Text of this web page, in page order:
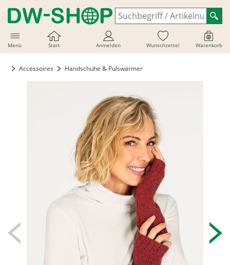
Menü Start Anmelden Wunschzettel Warenkorb
Accessoires Handschuhe & Pulswärmer